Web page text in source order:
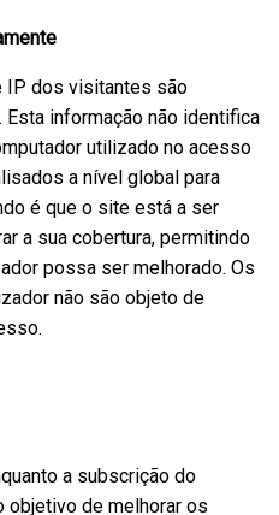
IP dos visitantes são
informação não identifica
utilizado no acesso
a nível global para
é que o site está a ser
a sua cobertura, permitindo
possa ser melhorado. Os
não são objeto de
a subscrição do
objetivo de melhorar os